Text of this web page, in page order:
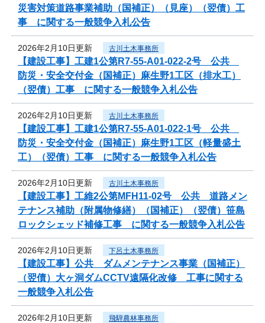
災害対策道路事業補助（国補正）（見座）（翌債）工
事 に関する一般競争入札公告
2026年2月10日更新 古川土木事務所
【建設工事】工建1公第R7-55-A01-022-2号 公共
防災・安全交付金（国補正）麻生野1工区（排水工）
（翌債）工事 に関する一般競争入札公告
2026年2月10日更新 古川土木事務所
【建設工事】工建1公第R7-55-A01-022-1号 公共
防災・安全交付金（国補正）麻生野1工区（軽量盛土
工）（翌債）工事 に関する一般競争入札公告
2026年2月10日更新 古川土木事務所
【建設工事】工維2公第MFH11-02号 公共 道路メン
テナンス補助（附属物修繕）（国補正）（翌債）笹島
ロックシェッド補修工事 に関する一般競争入札公告
2026年2月10日更新 下呂土木事務所
【建設工事】公共 ダムメンテナンス事業（国補正）
（翌債）大ヶ洞ダムCCTV遠隔化改修 工事に関する
一般競争入札公告
2026年2月10日更新 飛騨農林事務所